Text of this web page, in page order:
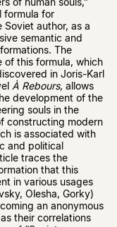
formula for
author, as a
semantic and
The
of this formula, which
in Joris-Karl
À Rebours, allows
development of the
souls in the
constructing modern
is associated with
and political
traces the
that this
in various usages
Olesha, Gorky)
an anonymous
their correlations